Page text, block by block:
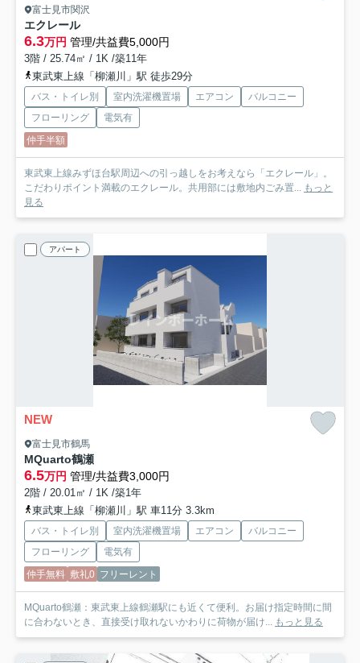
富士見市関沢
エクレール
6.3万円 管理/共益費5,000円
3階 / 25.74㎡ / 1K /築11年
東武東上線「柳瀬川」駅 徒歩29分
バス・トイレ別 室内洗濯機置場 エアコン
バルコニー
フローリング
電気有
仲手半額
東武東上線みずほ台駅周辺への引っ越しをお考えなら「エクレール」。
こだわりポイント満載のエクレール。共用部には敷地内ごみ置... もっと
見る
アパート
NEW
富士見市鶴馬
MQuarto鶴瀬
6.5万円 管理/共益費3,000円
2階 / 20.01㎡ / 1K /築1年
東武東上線「柳瀬川」駅 車11分 3.3km
バス・トイレ別 室内洗濯機置場 エアコン
バルコニー
フローリング
電気有
仲手無料 敷礼0 フリーレント
MQuarto鶴瀬：東武東上線鶴瀬駅にも近くて便利。お届け指定時間に間
に合わないとき、直接受け取れないかわりに荷物が届け... もっと見る